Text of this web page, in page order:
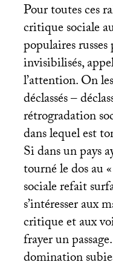
Pour toutes ces
critique sociale
populaires
invisibilisés,
l’attention. On
déclassés –
rétrogradation
dans lequel est
Si dans un pays
tourné le dos au «
sociale refait
s’intéresser aux
critique et aux
frayer un